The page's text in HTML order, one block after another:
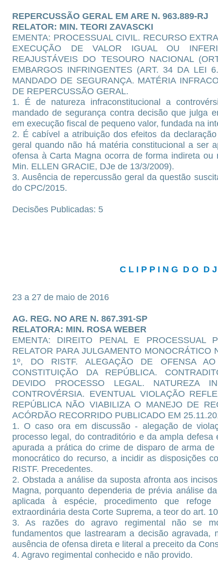
REPERCUSSÃO GERAL EM ARE N. 963.889-RJ
RELATOR: MIN. TEORI ZAVASCKI
EMENTA: PROCESSUAL CIVIL. RECURSO
EXECUÇÃO DE VALOR IGUAL OU
REAJUSTÁVEIS DO TESOURO NACIONAL
EMBARGOS INFRINGENTES (ART. 34 DA LEI
MANDADO DE SEGURANÇA. MATÉRIA
DE REPERCUSSÃO GERAL.
1. É de natureza infraconstitucional a
mandado de segurança contra decisão que julga
em execução fiscal de pequeno valor, fundada na
2. É cabível a atribuição dos efeitos da
geral quando não há matéria constitucional a ser
ofensa à Carta Magna ocorra de forma indireta ou
Min. ELLEN GRACIE, DJe de 13/3/2009).
3. Ausência de repercussão geral da questão
do CPC/2015.
Decisões Publicadas: 5
C L I P P I N G D O D
23 a 27 de maio de 2016
AG. REG. NO ARE N. 867.391-SP
RELATORA: MIN. ROSA WEBER
EMENTA: DIREITO PENAL E PROCESSUAL
RELATOR PARA JULGAMENTO MONOCRÁTICO
1º, DO RISTF. ALEGAÇÃO DE OFENSA
CONSTITUIÇÃO DA REPÚBLICA.
DEVIDO PROCESSO LEGAL. NATUREZA
CONTROVÉRSIA. EVENTUAL VIOLAÇÃO
REPÚBLICA NÃO VIABILIZA O MANEJO DE
ACÓRDÃO RECORRIDO PUBLICADO EM
1. O caso ora em discussão - alegação de
processo legal, do contraditório e da ampla
apurada a prática do crime de disparo de arma
monocrático do recurso, a incidir as disposições
RISTF. Precedentes.
2. Obstada a análise da suposta afronta aos
Magna, porquanto dependeria de prévia análise
aplicada à espécie, procedimento que refoge
extraordinária desta Corte Suprema, a teor do art.
3. As razões do agravo regimental não se
fundamentos que lastrearam a decisão agravada,
ausência de ofensa direta e literal a preceito da
4. Agravo regimental conhecido e não provido.